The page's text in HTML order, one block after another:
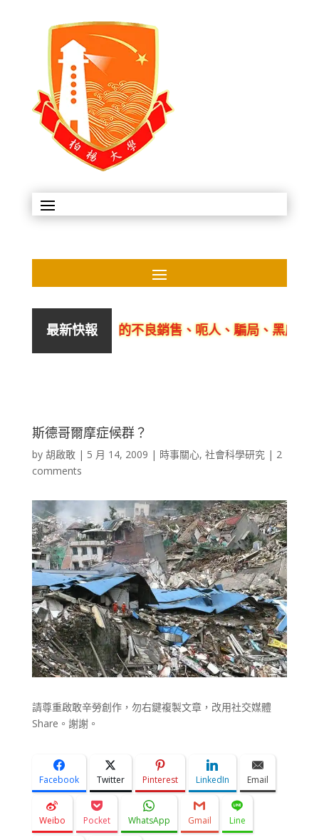
最新快報
泉美良生館的不良銷售、呃人、騙局、黑店
斯德哥爾摩症候群？
by 胡啟敢| 5 月 14, 2009 | 時事關心, 社會科學研究| 2
comments
請尊重啟敢辛勞創作，勿右鍵複製文章，改用社交媒體
Share。謝謝。
Facebook Twitter Pinterest LinkedIn Email
Weibo Pocket WhatsApp Gmail Line